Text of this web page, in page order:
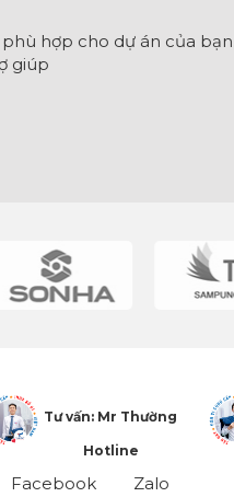
hợp cho dự án của
giúp
Tư vấn: Mr Thường
Hotline
Facebook Zalo